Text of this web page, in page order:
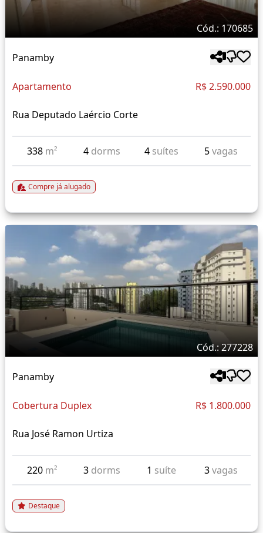
Cód.: 170685
Panamby
Apartamento R$ 2.590.000
Rua Deputado Laércio Corte
338 m² 4 dorms 4 suítes 5vagas
Compre já alugado
Cód.: 277228
Panamby
Cobertura Duplex R$ 1.800.000
Rua José Ramon Urtiza
220 m² 3 dorms 1 suíte 3vagas
Destaque